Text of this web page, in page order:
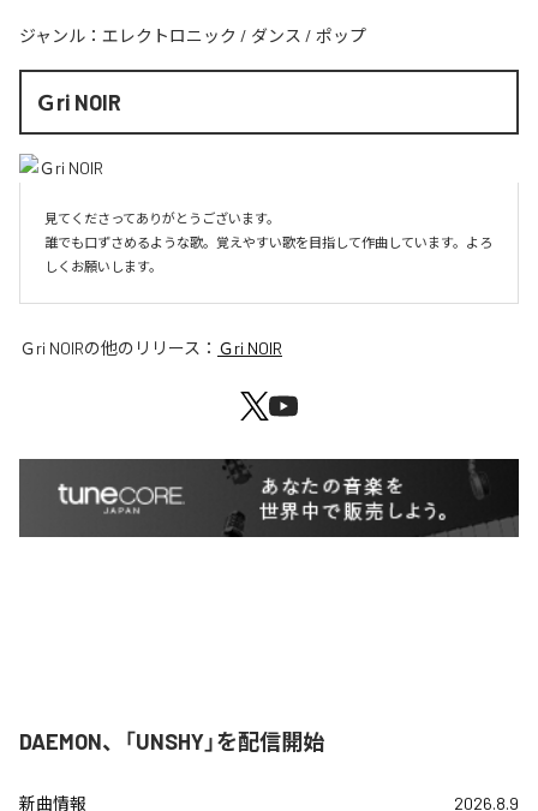
ジャンル： エレクトロニック / ダンス / ポップ
Ｇri NOIR
見てくださってありがとうございます。
誰でも口ずさめるような歌。覚えやすい歌を目指して作曲しています。よろ
しくお願いします。
Ｇri NOIRの他のリリース： Ｇri NOIR
DAEMON、「UNSHY」を配信開始
新曲情報 2026.8.9